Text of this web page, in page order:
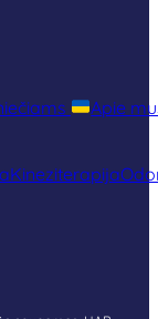
Apie
Kineziterapija